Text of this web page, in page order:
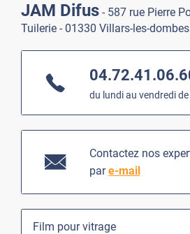
JAM Difus - 587 rue Pierre
Tuilerie - 01330 Villars-les-dombes
du lundi au vendredi
Contactez nos
pare-mail
Film pour vitrage